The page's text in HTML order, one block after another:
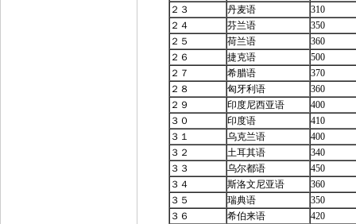
２３
丹麦语
310
２４
芬兰语
350
２５
荷兰语
360
２６
捷克语
500
２７
希腊语
370
２８
匈牙利语
360
２９
印度尼西亚语
400
３０
印度语
410
３１
乌克兰语
400
３２
土耳其语
340
３３
乌尔都语
450
３４
斯洛文尼亚语
360
３５
瑞典语
350
３６
希伯来语
420